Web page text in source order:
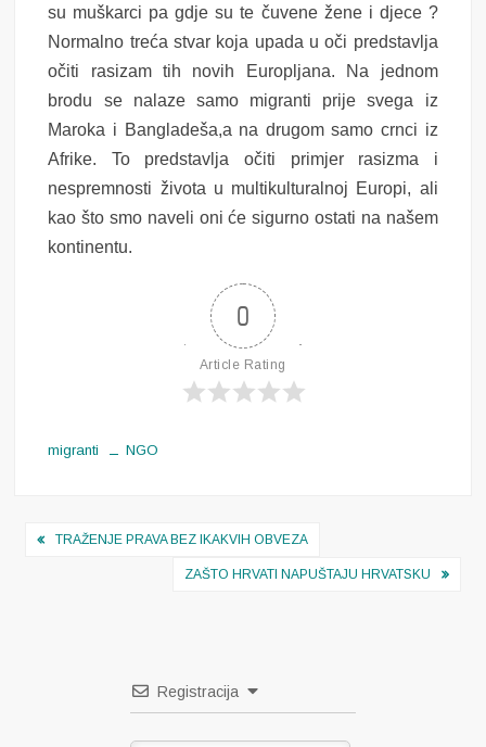
su muškarci pa gdje su te čuvene žene i djece ?
Normalno treća stvar koja upada u oči predstavlja
očiti rasizam tih novih Europljana. Na jednom
brodu se nalaze samo migranti prije svega iz
Maroka i Bangladeša,a na drugom samo crnci iz
Afrike. To predstavlja očiti primjer rasizma i
nespremnosti života u multikulturalnoj Europi, ali
kao što smo naveli oni će sigurno ostati na našem
kontinentu.
0
Article Rating
migranti NGO
Navigacija
TRAŽENJE PRAVA BEZ IKAKVIH OBVEZA
ZAŠTO HRVATI NAPUŠTAJU HRVATSKU
Registracija